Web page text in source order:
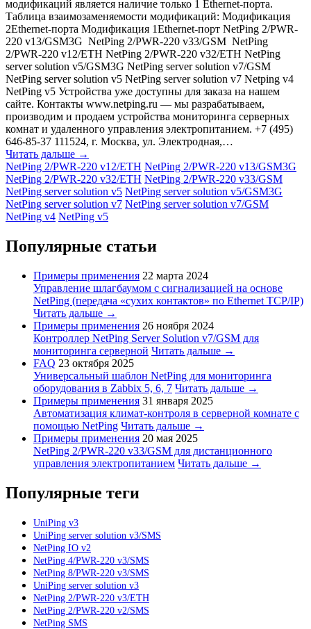
модификаций является наличие только 1 Ethernet-порта.
Таблица взаимозаменяемости модификаций: Модификация
2Ethernet-порта Модификация 1Ethernet-порт NetPing 2/PWR-
220 v13/GSM3G NetPing 2/PWR-220 v33/GSM NetPing
2/PWR-220 v12/ETH NetPing 2/PWR-220 v32/ETH NetPing
server solution v5/GSM3G NetPing server solution v7/GSM
NetPing server solution v5 NetPing server solution v7 Netping v4
NetPing v5 Устройства уже доступны для заказа на нашем
сайте. Контакты www.netping.ru — мы разрабатываем,
производим и продаем устройства мониторинга серверных
комнат и удаленного управления электропитанием. +7 (495)
646-85-37 111524, г. Москва, ул. Электродная,…
Читать дальше →
NetPing 2/PWR-220 v12/ETH NetPing 2/PWR-220 v13/GSM3G
NetPing 2/PWR-220 v32/ETH NetPing 2/PWR-220 v33/GSM
NetPing server solution v5 NetPing server solution v5/GSM3G
NetPing server solution v7 NetPing server solution v7/GSM
NetPing v4 NetPing v5
Популярные статьи
Примеры применения 22 марта 2024
Управление шлагбаумом с сигнализацией на основе
NetPing (передача «сухих контактов» по Ethernet TCP/IP)
Читать дальше →
Примеры применения 26 ноября 2024
Контроллер NetPing Server Solution v7/GSM для
мониторинга серверной Читать дальше →
FAQ 23 октября 2025
Универсальный шаблон NetPing для мониторинга
оборудования в Zabbix 5, 6, 7 Читать дальше →
Примеры применения 31 января 2025
Автоматизация климат-контроля в серверной комнате с
помощью NetPing Читать дальше →
Примеры применения 20 мая 2025
NetPing 2/PWR-220 v33/GSM для дистанционного
управления электропитанием Читать дальше →
Популярные теги
UniPing v3
UniPing server solution v3/SMS
NetPing IO v2
NetPing 4/PWR-220 v3/SMS
NetPing 8/PWR-220 v3/SMS
UniPing server solution v3
NetPing 2/PWR-220 v3/ETH
NetPing 2/PWR-220 v2/SMS
NetPing SMS